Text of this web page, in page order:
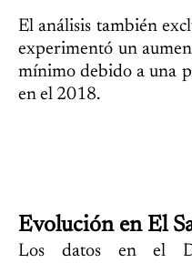
El análisis también
experimentó un
mínimo debido a una
en el 2018.
Evolución en El
Los datos en el